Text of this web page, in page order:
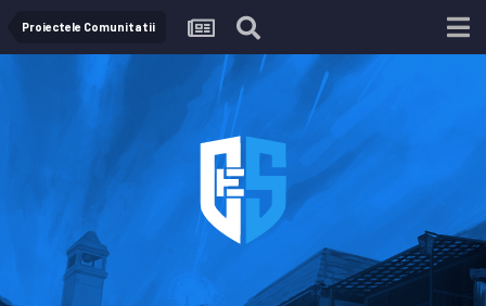
Proiectele Comunitatii